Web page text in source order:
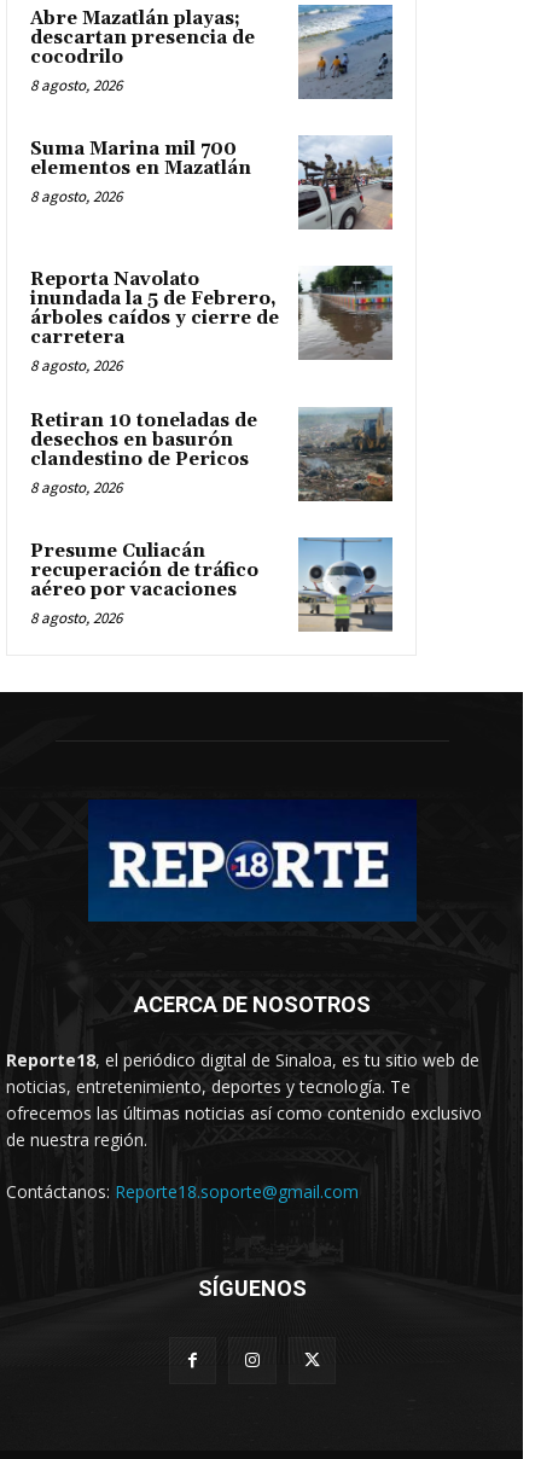
Abre Mazatlán playas;
descartan presencia de
cocodrilo
8 agosto, 2026
Suma Marina mil 700
elementos en Mazatlán
8 agosto, 2026
Reporta Navolato
inundada la 5 de Febrero,
árboles caídos y cierre de
carretera
8 agosto, 2026
Retiran 10 toneladas de
desechos en basurón
clandestino de Pericos
8 agosto, 2026
Presume Culiacán
recuperación de tráfico
aéreo por vacaciones
8 agosto, 2026
ACERCA DE NOSOTROS
Reporte18, el periódico digital de Sinaloa, es tu sitio web de
noticias, entretenimiento, deportes y tecnología. Te
ofrecemos las últimas noticias así como contenido exclusivo
de nuestra región.
Contáctanos: Reporte18.soporte@gmail.com
SÍGUENOS